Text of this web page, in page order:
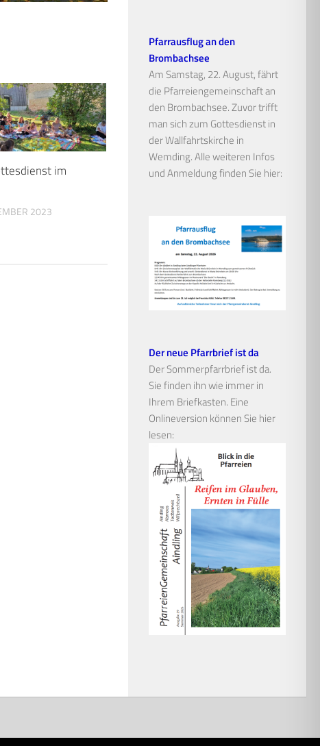
im
2023
Pfarrausflug an den
Brombachsee
Am Samstag, 22. August, fährt
die Pfarreiengemeinschaft an
den Brombachsee. Zuvor trifft
man sich zum Gottesdienst in
der Wallfahrtskirche in
Wemding. Alle weiteren Infos
und Anmeldung finden Sie hier:
Der neue Pfarrbrief ist da
Der Sommerpfarrbrief ist da.
Sie finden ihn wie immer in
Ihrem Briefkasten. Eine
Onlineversion können Sie hier
lesen: